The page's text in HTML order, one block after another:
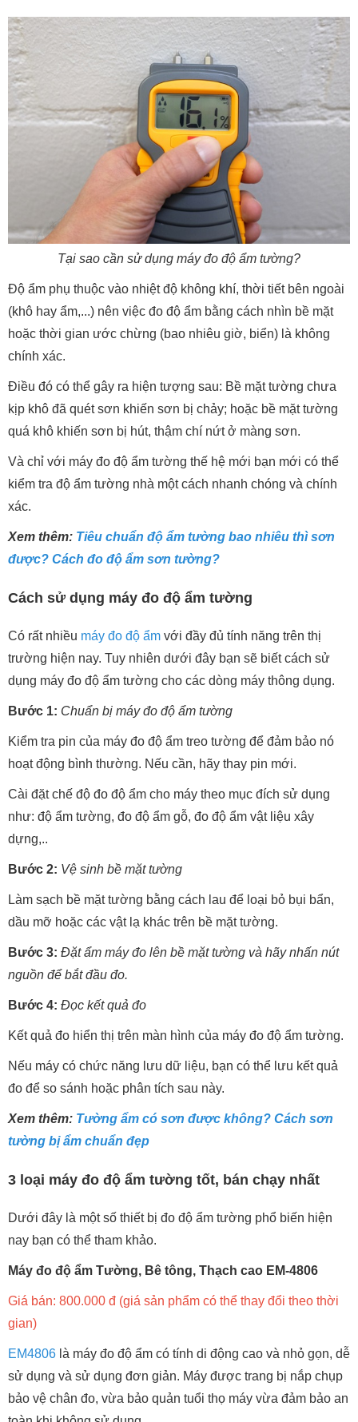
Tại sao cần sử dụng máy đo độ ẩm tường?
Độ ẩm phụ thuộc vào nhiệt độ không khí, thời tiết bên ngoài
(khô hay ẩm,...) nên việc đo độ ẩm bằng cách nhìn bề mặt
hoặc thời gian ước chừng (bao nhiêu giờ, biển) là không
chính xác.
Điều đó có thể gây ra hiện tượng sau: Bề mặt tường chưa
kịp khô đã quét sơn khiến sơn bị chảy; hoặc bề mặt tường
quá khô khiến sơn bị hút, thậm chí nứt ở màng sơn.
Và chỉ với máy đo độ ẩm tường thế hệ mới bạn mới có thể
kiểm tra độ ẩm tường nhà một cách nhanh chóng và chính
xác.
Xem thêm: Tiêu chuẩn độ ẩm tường bao nhiêu thì sơn
được? Cách đo độ ẩm sơn tường?
Cách sử dụng máy đo độ ẩm tường
Có rất nhiều máy đo độ ẩm với đầy đủ tính năng trên thị
trường hiện nay. Tuy nhiên dưới đây bạn sẽ biết cách sử
dụng máy đo độ ẩm tường cho các dòng máy thông dụng.
Bước 1: Chuẩn bị máy đo độ ẩm tường
Kiểm tra pin của máy đo độ ẩm treo tường để đảm bảo nó
hoạt động bình thường. Nếu cần, hãy thay pin mới.
Cài đặt chế độ đo độ ẩm cho máy theo mục đích sử dụng
như: độ ẩm tường, đo độ ẩm gỗ, đo độ ẩm vật liệu xây
dựng,..
Bước 2: Vệ sinh bề mặt tường
Làm sạch bề mặt tường bằng cách lau để loại bỏ bụi bẩn,
dầu mỡ hoặc các vật lạ khác trên bề mặt tường.
Bước 3: Đặt ẩm máy đo lên bề mặt tường và hãy nhấn nút
nguồn để bắt đầu đo.
Bước 4: Đọc kết quả đo
Kết quả đo hiển thị trên màn hình của máy đo độ ẩm tường.
Nếu máy có chức năng lưu dữ liệu, bạn có thể lưu kết quả
đo để so sánh hoặc phân tích sau này.
Xem thêm: Tường ẩm có sơn được không? Cách sơn
tường bị ẩm chuẩn đẹp
3 loại máy đo độ ẩm tường tốt, bán chạy nhất
Dưới đây là một số thiết bị đo độ ẩm tường phổ biến hiện
nay bạn có thể tham khảo.
Máy đo độ ẩm Tường, Bê tông, Thạch cao EM-4806
Giá bán: 800.000 đ (giá sản phẩm có thể thay đổi theo thời
gian)
EM4806 là máy đo độ ẩm có tính di động cao và nhỏ gọn, dễ
sử dụng và sử dụng đơn giản. Máy được trang bị nắp chụp
bảo vệ chân đo, vừa bảo quản tuổi thọ máy vừa đảm bảo an